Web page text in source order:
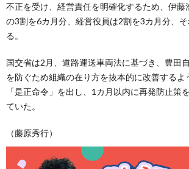
不正を受け、経営責任を明確化するため、伊藤
の3割を6カ月分、経営役員は2割を3カ月分、
る。
国交省は2月、道路運送車両法に基づき、豊田
を防ぐため組織の在り方を抜本的に改善するよ
「是正命令」を出し、1カ月以内に再発防止策
ていた。
（藤原秀行）